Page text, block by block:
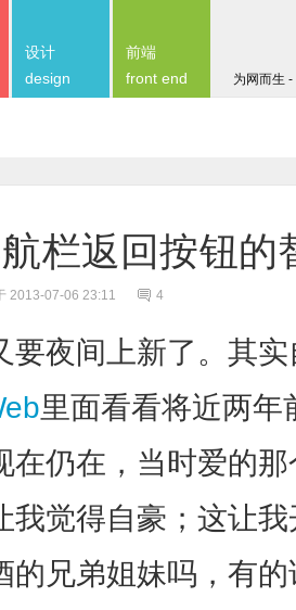
为网而生
设计
design
前端
front end
栏返回按钮
2013-07-06 23:11 4
要夜间上新了。其
里面看看将近两
在仍在，当时爱的
我觉得自豪；这让
的兄弟姐妹吗，有